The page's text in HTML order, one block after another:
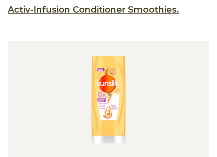
Activ-Infusion Conditioner Smoothies.